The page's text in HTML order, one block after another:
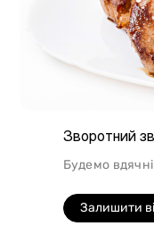
Зворотний
Будемо
Залишити